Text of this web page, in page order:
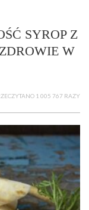
SYROP Z
W
1 005 767 RAZY